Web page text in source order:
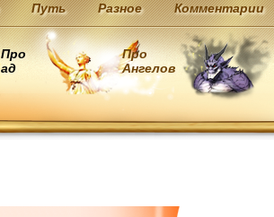
Путь Разное Комментарии
Про
ад
Про
Ангелов